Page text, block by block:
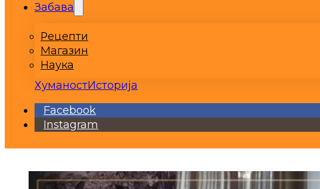
Забава
Рецепти
Магазин
Наука
ХуманостИсторија
Facebook
Instagram